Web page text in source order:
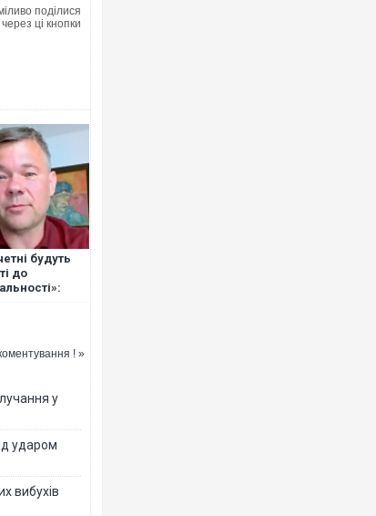
поділися
ці кнопки
будуть
до
проти нього
! »
у
ударом
вибухів
Ворог завдав комбінованого
двоє поранених. Ще десятеро
після атаки БПЛА по ринку на